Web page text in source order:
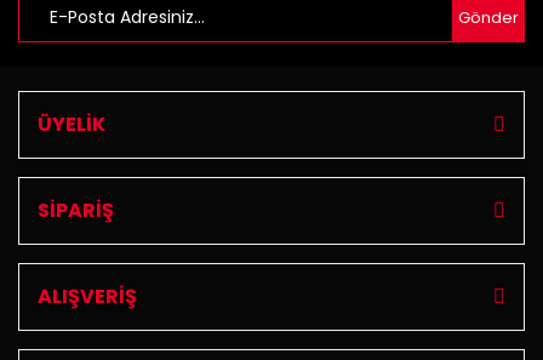
Gönder
ÜYELİK
SİPARİŞ
ALIŞVERİŞ